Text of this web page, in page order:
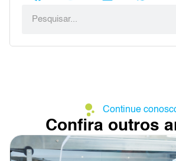
Continue
Confira outros